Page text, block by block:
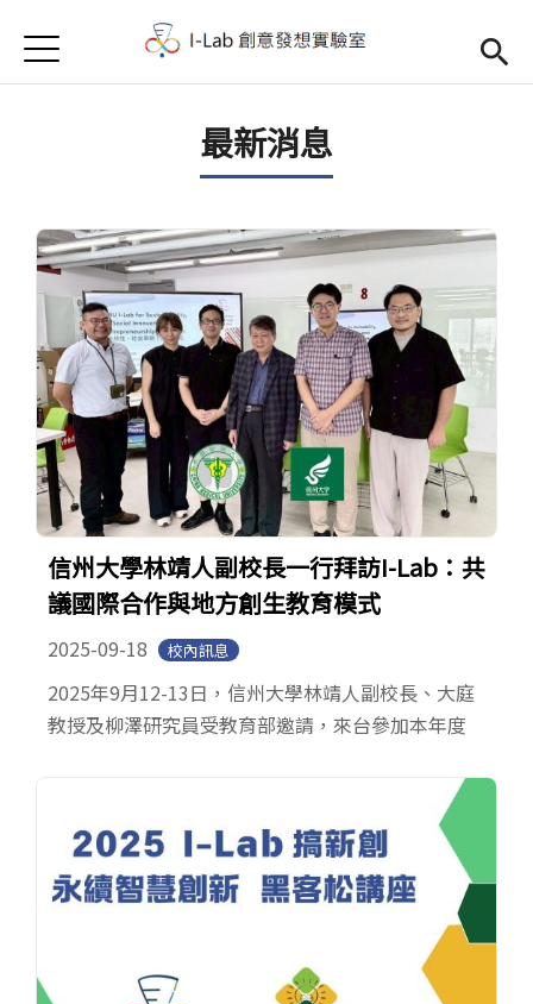
首頁
首頁
Jump to Main content
最新消息
信州大學林靖人副校長一行拜訪I-Lab：共
議國際合作與地方創生教育模式
2025-09-18 校內訊息
2025年9月12-13日，信州大學林靖人副校長、大庭
教授及柳澤研究員受教育部邀請，來台參加本年度